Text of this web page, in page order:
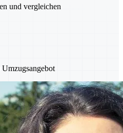
und vergleichen